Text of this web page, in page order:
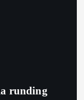
runding